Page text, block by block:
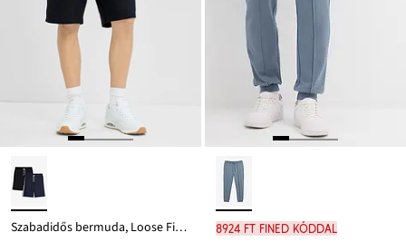
Szabadidős bermuda, Loose Fit (2 db-os csomag) 8924 Ft FINED kóddal